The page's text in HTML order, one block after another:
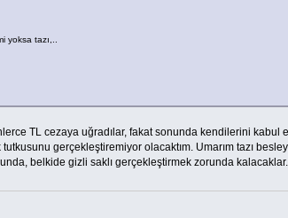
yoksa tazı,..
TL cezaya uğradılar, fakat sonunda kendilerini kabul
gerçekleştiremiyor olacaktım. Umarım tazı
belkide gizli saklı gerçekleştirmek zorunda